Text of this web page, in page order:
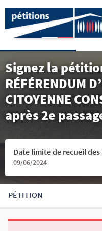
Signez la
RÉFÉRENDUM
CITOYENNE
après 2e
Date limite de recueil
09/06/2024
PÉTITION